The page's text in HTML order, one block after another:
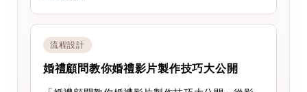
流程設計
婚禮顧問教你婚禮影片製作技巧大公開